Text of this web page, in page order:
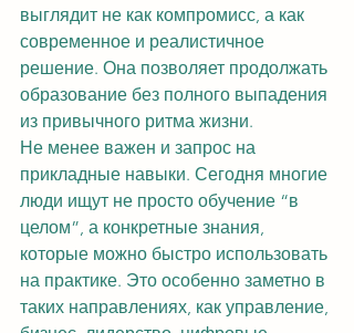
выглядит не как компромисс, а как
современное и реалистичное
решение. Она позволяет продолжать
образование без полного выпадения
из привычного ритма жизни.
Не менее важен и запрос на
прикладные навыки. Сегодня многие
люди ищут не просто обучение “в
целом”, а конкретные знания,
которые можно быстро использовать
на практике. Это особенно заметно в
таких направлениях, как управление,